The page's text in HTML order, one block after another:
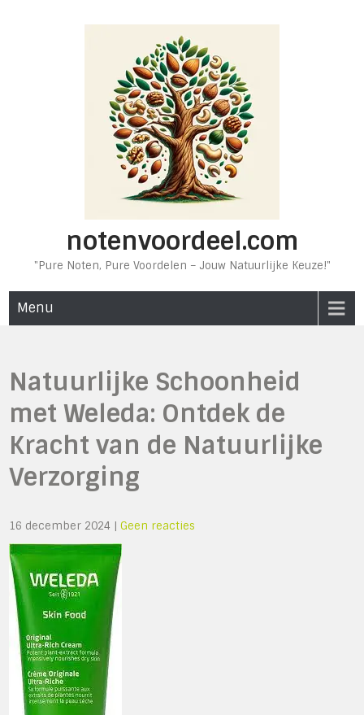
notenvoordeel.com
"Pure Noten, Pure Voordelen – Jouw Natuurlijke Keuze!"
Menu
Natuurlijke Schoonheid
met Weleda: Ontdek de
Kracht van de Natuurlijke
Verzorging
16 december 2024 |Geen reacties